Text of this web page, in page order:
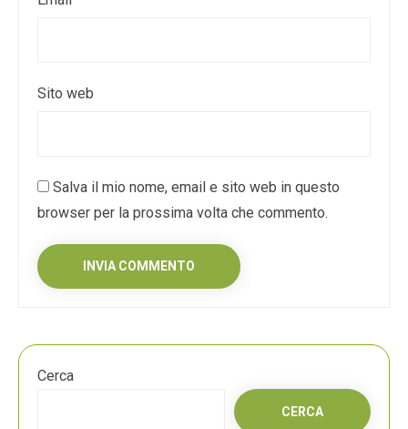
Sito web
Salva il mio nome, email e sito web in questo
browser per la prossima volta che commento.
Cerca
CERCA